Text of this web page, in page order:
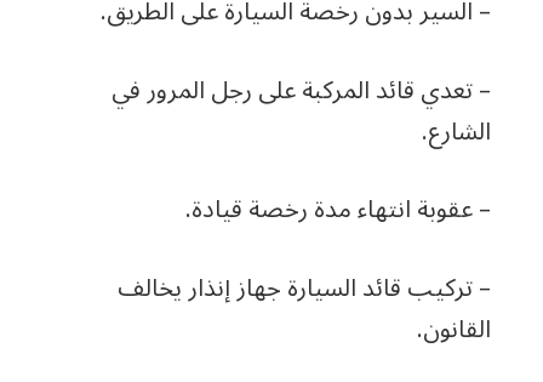
– السير بدون رخصة السيارة على الطريق.
– تعدي قائد المركبة على رجل المرور في
الشارع.
– عقوبة انتهاء مدة رخصة قيادة.
– تركيب قائد السيارة جهاز إنذار يخالف
القانون.